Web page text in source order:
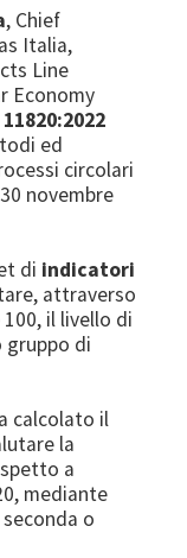
, Chief
Italia,
Line
Economy
ed
circolari
novembre
di indicatori
attraverso
il livello di
gruppo di
calcolato il
la
a
mediante
o